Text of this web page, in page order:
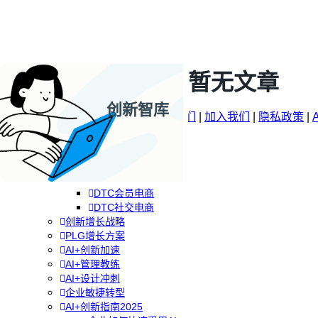
企业AI+创新
AI+创新战略
品牌DTC方案
RGM增长方案
DTC会员电商
DTC社交电商
创新增长战略
PLG增长方案
AI+创新加速
AI+管理教练
AI+设计冲刺
企业敏捷转型
AI+创新指南2025
创新智库
专题 分类 专栏
暂无文章
© 2009-2026 |关于Runwise|联系我们 加入我们 隐私政策